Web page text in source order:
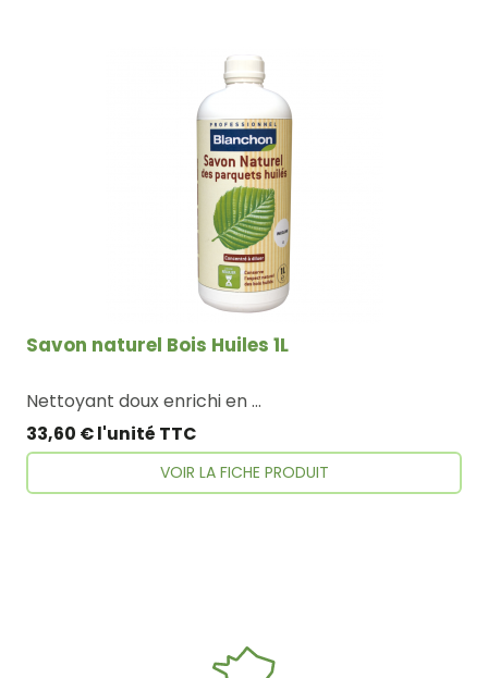
Savon naturel Bois Huiles 1L
Nettoyant doux enrichi en huiles végétales, conserve et renforce l’aspect naturel des bois.Sans rinçage
33,60 € l'unité TTC
VOIR LA FICHE PRODUIT